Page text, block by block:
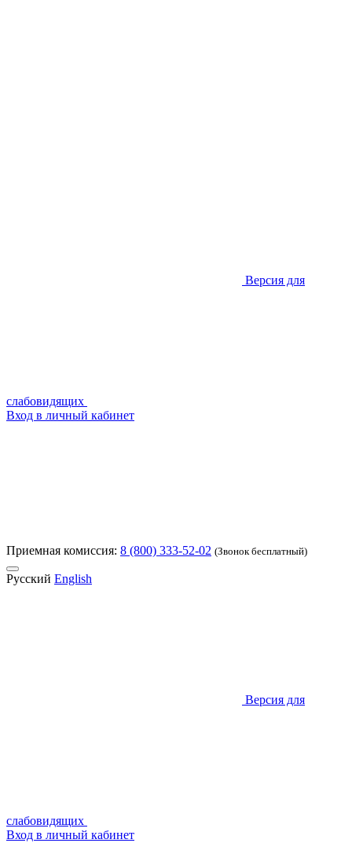
Версия для
слабовидящих
Вход в личный кабинет
Приемная комиссия: 8 (800) 333-52-02 (Звонок бесплатный)
Русский English
Версия для
слабовидящих
Вход в личный кабинет